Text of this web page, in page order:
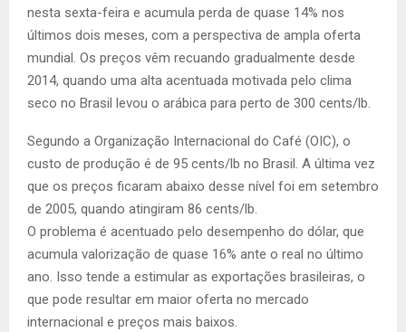
nesta sexta-feira e acumula perda de quase 14% nos
últimos dois meses, com a perspectiva de ampla oferta
mundial. Os preços vêm recuando gradualmente desde
2014, quando uma alta acentuada motivada pelo clima
seco no Brasil levou o arábica para perto de 300 cents/lb.
Segundo a Organização Internacional do Café (OIC), o
custo de produção é de 95 cents/lb no Brasil. A última vez
que os preços ficaram abaixo desse nível foi em setembro
de 2005, quando atingiram 86 cents/lb.
O problema é acentuado pelo desempenho do dólar, que
acumula valorização de quase 16% ante o real no último
ano. Isso tende a estimular as exportações brasileiras, o
que pode resultar em maior oferta no mercado
internacional e preços mais baixos.